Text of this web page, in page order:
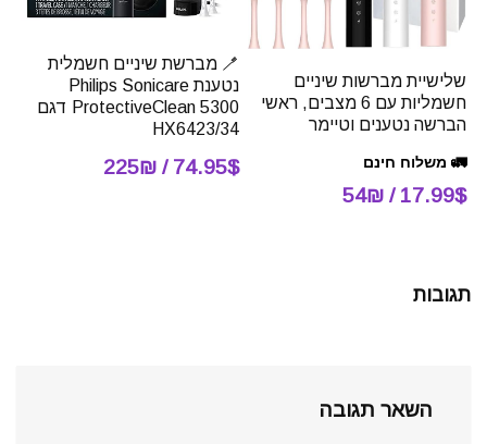
שלישיית מברשות שיניים
חשמליות עם 6 מצבים, ראשי
הברשה נטענים וטיימר
🚛 משלוח חינם
17.99$ / 54₪
🪥 מברשת שיניים חשמלית
נטענת Philips Sonicare
ProtectiveClean 5300 דגם
HX6423/34
74.95$ / 225₪
תגובות
השאר תגובה